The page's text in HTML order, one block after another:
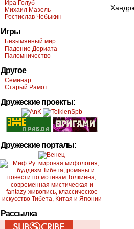
Ира Голуб
Михаил Мазель
Ростислав Чебыкин
Игры
Безымянный мир
Падение Дориата
Паломничество
Другое
Семинар
Старый Рамот
Дружеские проекты:
Дружеские порталы:
Рассылка